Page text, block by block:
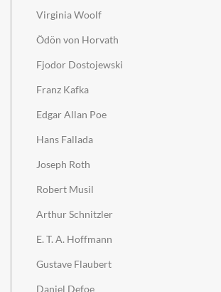
Virginia Woolf
Ödön von Horvath
Fjodor Dostojewski
Franz Kafka
Edgar Allan Poe
Hans Fallada
Joseph Roth
Robert Musil
Arthur Schnitzler
E. T. A. Hoffmann
Gustave Flaubert
Daniel Defoe